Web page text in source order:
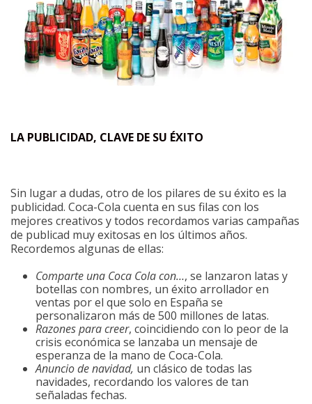
LA PUBLICIDAD, CLAVE DE SU ÉXITO
Sin lugar a dudas, otro de los pilares de su éxito es la
publicidad. Coca-Cola cuenta en sus filas con los
mejores creativos y todos recordamos varias campañas
de publicad muy exitosas en los últimos años.
Recordemos algunas de ellas:
Comparte una Coca Cola con…, se lanzaron latas y
botellas con nombres, un éxito arrollador en
ventas por el que solo en España se
personalizaron más de 500 millones de latas.
Razones para creer, coincidiendo con lo peor de la
crisis económica se lanzaba un mensaje de
esperanza de la mano de Coca-Cola.
Anuncio de navidad, un clásico de todas las
navidades, recordando los valores de tan
señaladas fechas.